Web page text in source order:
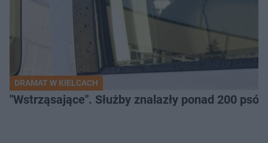
DRAMAT W KIELCACH
"Wstrząsające". Służby znalazły ponad 200